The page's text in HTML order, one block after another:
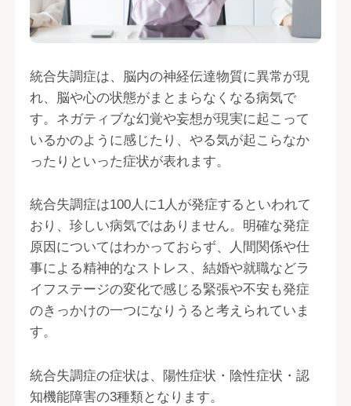
統合失調症は、脳内の神経伝達物質に異常が現
れ、脳や心の状態がまとまらなくなる病気で
す。ネガティブな幻覚や妄想が現実に起こって
いるかのように感じたり、やる気が起こらなか
ったりといった症状が表れます。
統合失調症は100人に1人が発症するといわれて
おり、珍しい病気ではありません。明確な発症
原因についてはわかっておらず、人間関係や仕
事による精神的なストレス、結婚や就職などラ
イフステージの変化で感じる緊張や不安も発症
のきっかけの一つになりうると考えられていま
す。
統合失調症の症状は、陽性症状・陰性症状・認
知機能障害の3種類となります。